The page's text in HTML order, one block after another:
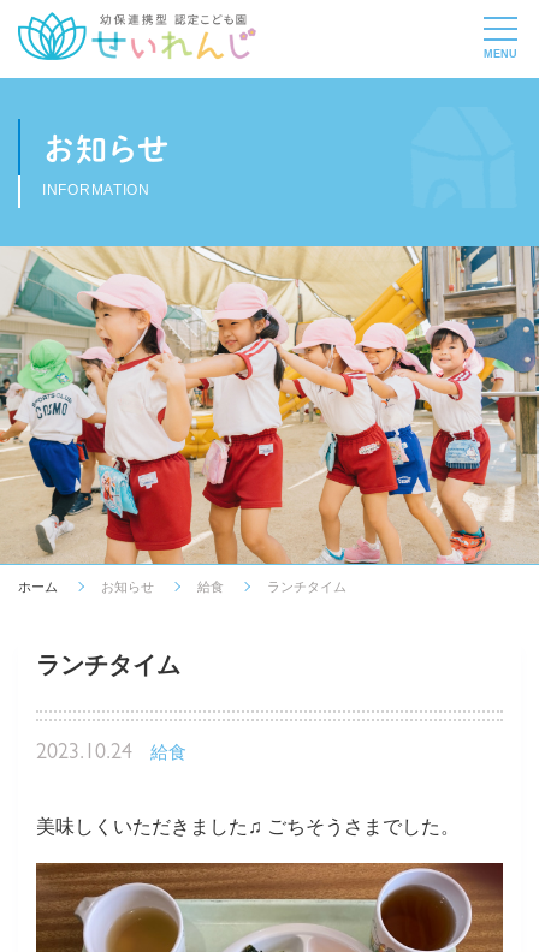
お知らせ
INFORMATION
ホーム お知らせ 給食 ランチタイム
ランチタイム
2023.10.24 給食
美味しくいただきました♫ ごちそうさまでした。